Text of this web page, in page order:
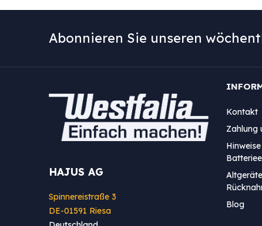
Abonnieren Sie unseren
HAJUS AG
Spinnereistraße 3
DE-01591 Riesa
Kontakt
Zahlung
Blog